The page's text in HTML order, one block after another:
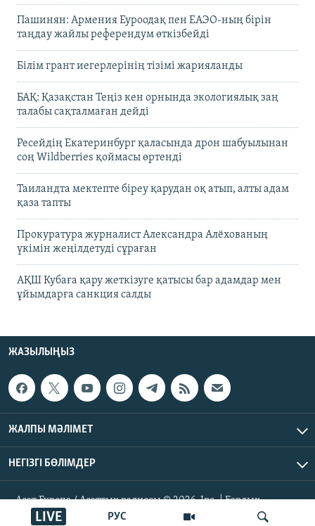
РУС
LIVE
Пашинян: Армения Еуроодақ пен ЕАЭО-ның бірін
таңдау жайлы референдум өткізбейді
Білім грант иегерлерінің тізімі жарияланды
БАҚ: Қазақстан Теңіз кен орнында экологиялық заң
талабы сақталмаған дейді
Ресейдің Екатеринбург қаласында дрон шабуылынан
соң Wildberries қоймасы өртенді
Таиландта мектепте біреу қарудан оқ атып, алты адам
қаза тапты
Прокуратура журналист Александра Алёхованың
үкімін жеңілдетуді сұраған
АҚШ Кубаға қару жеткізуге қатысы бар адамдар мен
ұйымдарға санкция салды
ЖАЗЫЛЫҢЫЗ
ЖАЛПЫ МӘЛІМЕТ
НЕГІЗГІ БӨЛІМДЕР
Азат Еуропа / Азаттық радиосы © 2026, Inc. | Барлық
құқықтары қорғалған